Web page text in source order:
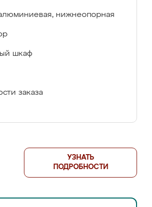
нижнеопорная
шкаф
заказа
УЗНАТЬ
ПОДРОБНОСТИ